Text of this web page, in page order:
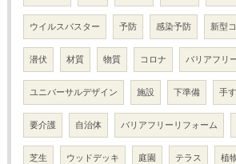
ウイルスバスター 予防 感染予防 新型
潜伏 材質 物質 コロナ バリアフリ
ユニバーサルデザイン 施設 下準備 手
要介護 自治体 バリアフリーリフォーム
芝生 ウッドデッキ 庭園 テラス 植